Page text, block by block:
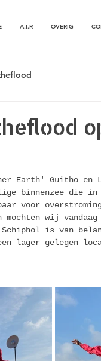
A.I.R OVERIG
Earth' Guitho en
binnenzee die in
voor overstroming
wij
is van
lager gelegen